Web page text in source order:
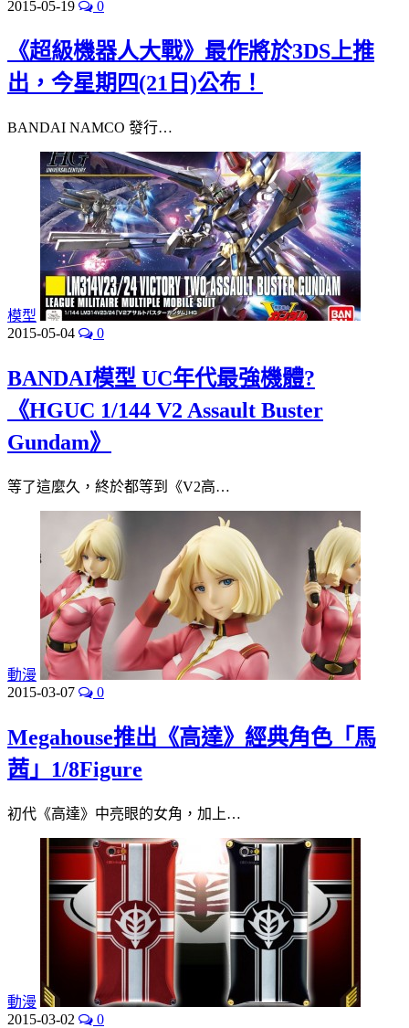
2015-05-19 0
《超級機器人大戰》最作將於3DS上推
出，今星期四(21日)公布！
BANDAI NAMCO 發行…
模型
2015-05-04
0
BANDAI模型 UC年代最強機體?
《HGUC 1/144 V2 Assault Buster
Gundam》
等了這麼久，終於都等到《V2高…
動漫
2015-03-07
0
Megahouse推出《高達》經典角色「馬
茜」1/8Figure
初代《高達》中亮眼的女角，加上…
動漫
2015-03-02
0